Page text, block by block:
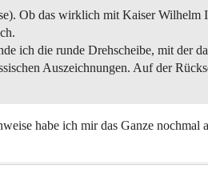
Ob das wirklich mit Kaiser Wilhelm
ich die runde Drehscheibe, mit der
Auszeichnungen. Auf der
habe ich mir das Ganze nochmal